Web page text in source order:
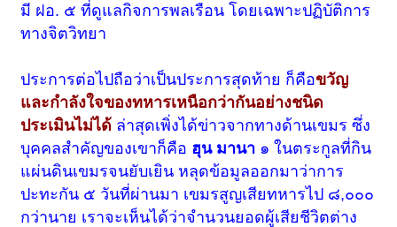
มี ฝอ. ๕ ที่ดูแลกิจการพลเรือน โดยเฉพาะปฏิบัติการ
ทางจิตวิทยา
ประการต่อไปถือว่าเป็นประการสุดท้าย ก็คือขวัญ
และกำลังใจของทหารเหนือกว่ากันอย่างชนิด
ประเมินไม่ได้ ล่าสุดเพิ่งได้ข่าวจากทางด้านเขมร ซึ่ง
บุคคลสำคัญของเขาก็คือ ฮุน มานา ๑ ในตระกูลที่กิน
แผ่นดินเขมรจนยับเยิน หลุดข้อมูลออกมาว่าการ
ปะทะกัน ๕ วันที่ผ่านมา เขมรสูญเสียทหารไป ๘,๐๐๐
กว่านาย เราจะเห็นได้ว่าจำนวนยอดผู้เสียชีวิตต่าง